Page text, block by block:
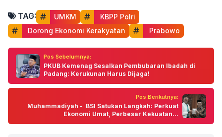
TAG: UMKM
KBPP Polri
Dorong Ekonomi Kerakyatan
Prabowo
Pos Sebelumnya:
PKUB Kemenag Sesalkan Pembubaran Ibadah di
Padang: Kerukunan Harus Dijaga!
Pos Berikutnya:
Muhammadiyah - BSI Satukan Langkah: Perkuat
Ekonomi Umat, Perbesar Kekuatan...